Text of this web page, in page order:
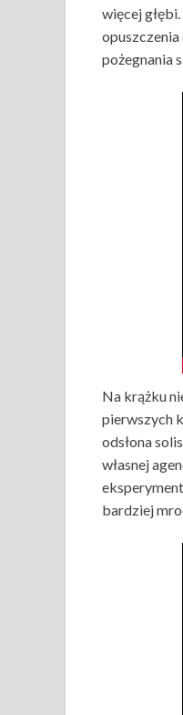
więcej
pożegnania
Na krążku
pierwszych
odsłona
własnej
bardziej